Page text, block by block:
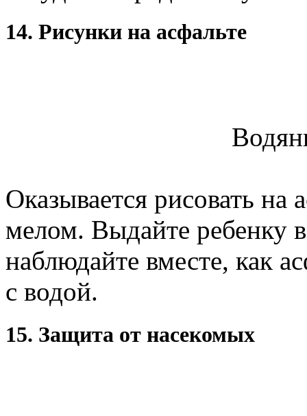
14. Рисунки на асфальте
Оказывается рисовать на
мелом. Выдайте ребенку
наблюдайте вместе, как
с водой.
15. Защита от насекомых